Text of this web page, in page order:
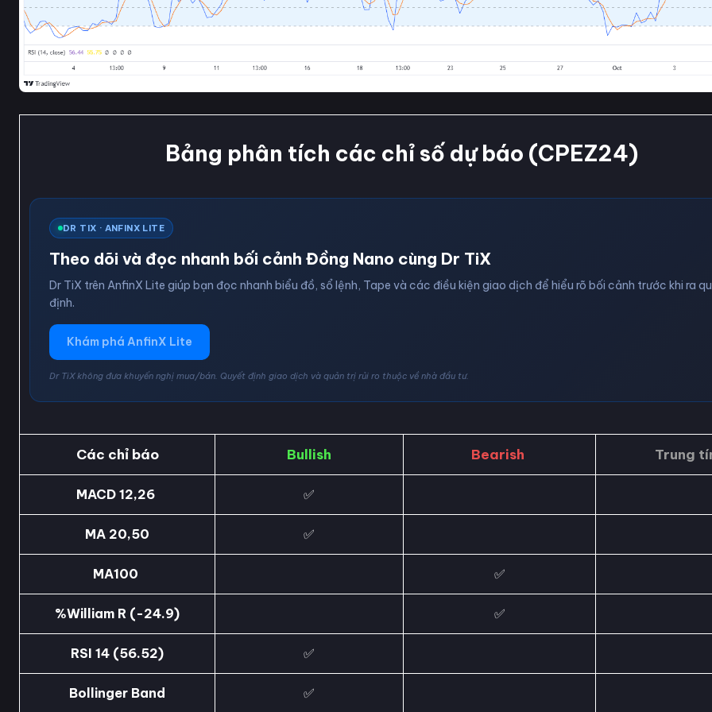
Bảng phân tích các chỉ số dự báo (CPEZ24)
DR TIX · ANFINX LITE
Theo dõi và đọc nhanh bối cảnh Đồng Nano cùng Dr TiX
Dr TiX trên AnfinX Lite giúp bạn đọc nhanh biểu đồ, sổ lệnh, Tape và các điều kiện giao dịch để hiểu rõ bối cảnh trước khi ra
định.
Khám phá AnfinX Lite
Dr TiX không đưa khuyến nghị mua/bán. Quyết định giao dịch và quản trị rủi ro thuộc về nhà đầu tư.
Các chỉ báo Bullish Bearish Trung
MACD 12,26 ✅
MA 20,50 ✅
MA100 ✅
%William R (-24.9) ✅
RSI 14 (56.52) ✅
Bollinger Band ✅